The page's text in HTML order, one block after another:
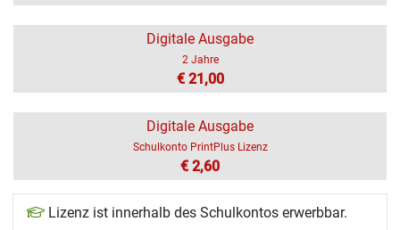
Digitale Ausgabe
2 Jahre
€ 21,00
Digitale Ausgabe
Schulkonto PrintPlus Lizenz
€ 2,60
Lizenz ist innerhalb des Schulkontos erwerbbar.